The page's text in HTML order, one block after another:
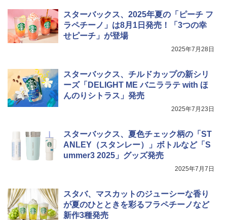
スターバックス、2025年夏の「ピーチ フ
ラペチーノ」は8月1日発売！「3つの幸
せピーチ」が登場
2025年7月28日
スターバックス、チルドカップの新シリ
ーズ「DELIGHT ME バニララテ with ほ
んのりシトラス」発売
2025年7月23日
スターバックス、夏色チェック柄の「ST
ANLEY（スタンレー）」ボトルなど「S
ummer3 2025」グッズ発売
2025年7月7日
スタバ、マスカットのジューシーな香り
が夏のひとときを彩るフラペチーノなど
新作3種発売